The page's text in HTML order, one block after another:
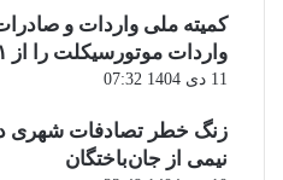
کمیته ملی واردات و
واردات موتورسیکلت را از ۱ آوریل ۲۰۲۶ ممنوع کرد
11 دی 1404 07:32
زنگ خطر تصادفات شهری
نیمی از جان‌باختگان